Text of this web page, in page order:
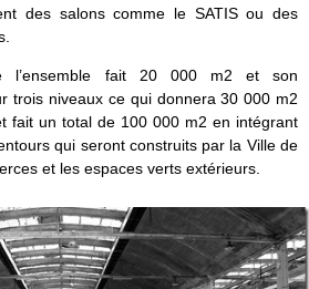
des salons comme le SATIS ou des
l’ensemble fait 20 000 m2 et son
trois niveaux ce qui donnera 30 000 m2
fait un total de 100 000 m2 en intégrant
qui seront construits par la Ville de
et les espaces verts extérieurs.